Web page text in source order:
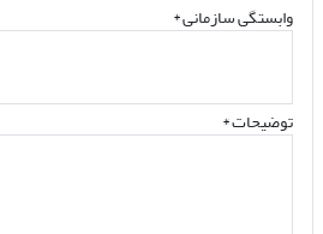
وابستگی سازمانی *
توضیحات *